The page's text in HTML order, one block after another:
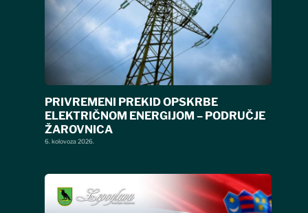
PRIVREMENI PREKID OPSKRBE
ELEKTRIČNOM ENERGIJOM – PODRUČJE
ŽAROVNICA
6. kolovoza 2026.